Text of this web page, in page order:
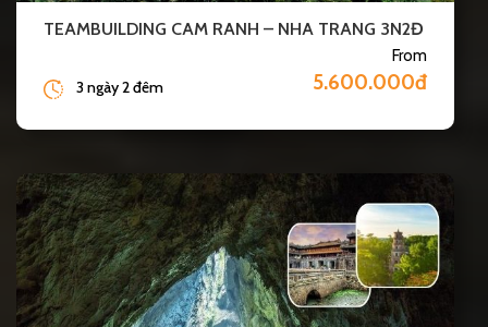
TEAMBUILDING CAM RANH – NHA TRANG 3N2Đ
From
5.600.000đ
3 ngày 2 đêm